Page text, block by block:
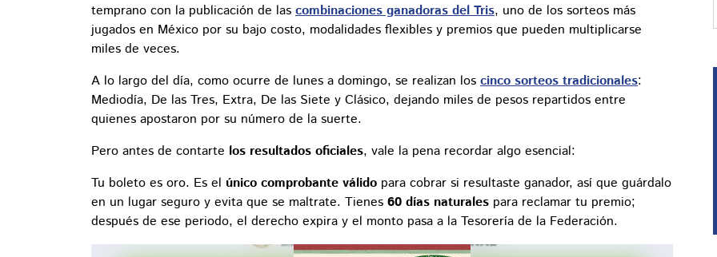
temprano con la publicación de las combinaciones ganadoras del Tris, uno de los sorteos más
jugados en México por su bajo costo, modalidades flexibles y premios que pueden multiplicarse
miles de veces.
A lo largo del día, como ocurre de lunes a domingo, se realizan los cinco sorteos tradicionales:
Mediodía, De las Tres, Extra, De las Siete y Clásico, dejando miles de pesos repartidos entre
quienes apostaron por su número de la suerte.
Pero antes de contarte los resultados oficiales, vale la pena recordar algo esencial:
Tu boleto es oro. Es el único comprobante válido para cobrar si resultaste ganador, así que guárdalo
en un lugar seguro y evita que se maltrate. Tienes 60 días naturales para reclamar tu premio;
después de ese periodo, el derecho expira y el monto pasa a la Tesorería de la Federación.